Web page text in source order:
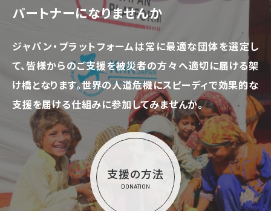
パートナーになりませんか
ジャパン・プラットフォームは常に最適な団体を選定し
て、皆様からのご支援を被災者の方々へ適切に届ける架
け橋となります。世界の人道危機にスピーディで効果的な
支援を届ける仕組みに参加してみませんか。
支援の方法
DONATION